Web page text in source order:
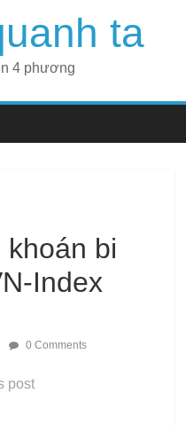
ta
4 phương
bi
Index
0 Comments
post